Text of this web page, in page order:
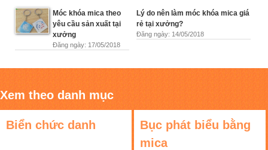
Móc khóa mica theo
yêu cầu sản xuất tại
xưởng
Đăng ngày: 17/05/2018
Lý do nên làm móc khóa mica giá
rẻ tại xưởng?
Đăng ngày: 14/05/2018
Xem theo danh mục
Biển chức danh
Bục phát biểu bằng
mica